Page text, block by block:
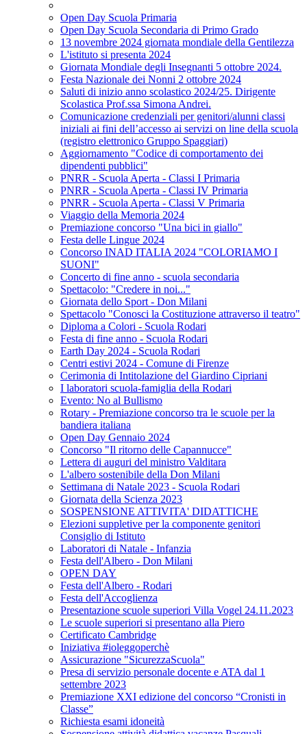
Open Day Scuola Primaria
Open Day Scuola Secondaria di Primo Grado
13 novembre 2024 giornata mondiale della Gentilezza
L'istituto si presenta 2024
Giornata Mondiale degli Insegnanti 5 ottobre 2024.
Festa Nazionale dei Nonni 2 ottobre 2024
Saluti di inizio anno scolastico 2024/25. Dirigente
Scolastica Prof.ssa Simona Andrei.
Comunicazione credenziali per genitori/alunni classi
iniziali ai fini dell’accesso ai servizi on line della scuola
(registro elettronico Gruppo Spaggiari)
Aggiornamento "Codice di comportamento dei
dipendenti pubblici"
PNRR - Scuola Aperta - Classi I Primaria
PNRR - Scuola Aperta - Classi IV Primaria
PNRR - Scuola Aperta - Classi V Primaria
Viaggio della Memoria 2024
Premiazione concorso "Una bici in giallo"
Festa delle Lingue 2024
Concorso INAD ITALIA 2024 "COLORIAMO I
SUONI"
Concerto di fine anno - scuola secondaria
Spettacolo: "Credere in noi..."
Giornata dello Sport - Don Milani
Spettacolo "Conosci la Costituzione attraverso il teatro"
Diploma a Colori - Scuola Rodari
Festa di fine anno - Scuola Rodari
Earth Day 2024 - Scuola Rodari
Centri estivi 2024 - Comune di Firenze
Cerimonia di Intitolazione del Giardino Cipriani
I laboratori scuola-famiglia della Rodari
Evento: No al Bullismo
Rotary - Premiazione concorso tra le scuole per la
bandiera italiana
Open Day Gennaio 2024
Concorso "Il ritorno delle Capannucce"
Lettera di auguri del ministro Valditara
L'albero sostenibile della Don Milani
Settimana di Natale 2023 - Scuola Rodari
Giornata della Scienza 2023
SOSPENSIONE ATTIVITA' DIDATTICHE
Elezioni suppletive per la componente genitori
Consiglio di Istituto
Laboratori di Natale - Infanzia
Festa dell'Albero - Don Milani
OPEN DAY
Festa dell'Albero - Rodari
Festa dell'Accoglienza
Presentazione scuole superiori Villa Vogel 24.11.2023
Le scuole superiori si presentano alla Piero
Certificato Cambridge
Iniziativa #ioleggoperchè
Assicurazione "SicurezzaScuola"
Presa di servizio personale docente e ATA dal 1
settembre 2023
Premiazione XXI edizione del concorso “Cronisti in
Classe”
Richiesta esami idoneità